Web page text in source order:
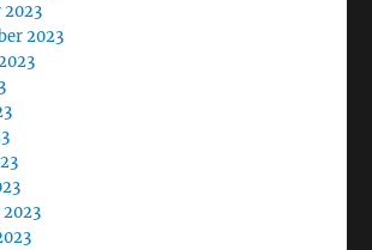
2023
2023